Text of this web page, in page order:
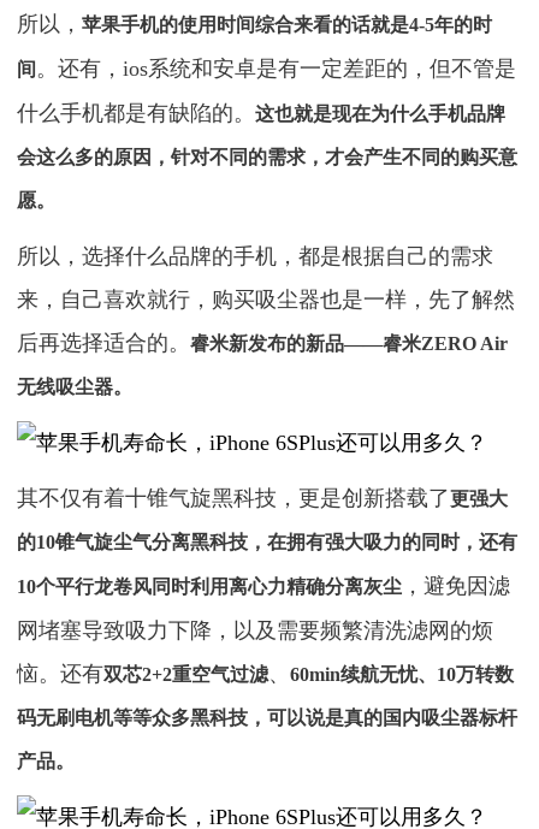
所以，苹果手机的使用时间综合来看的话就是4-5年的时
间。还有，ios系统和安卓是有一定差距的，但不管是
什么手机都是有缺陷的。这也就是现在为什么手机品牌
会这么多的原因，针对不同的需求，才会产生不同的购买意
愿。
所以，选择什么品牌的手机，都是根据自己的需求
来，自己喜欢就行，购买吸尘器也是一样，先了解然
后再选择适合的。睿米新发布的新品——睿米ZERO Air
无线吸尘器。
其不仅有着十锥气旋黑科技，更是创新搭载了更强大
的10锥气旋尘气分离黑科技，在拥有强大吸力的同时，还有
10个平行龙卷风同时利用离心力精确分离灰尘 ，避免因滤
网堵塞导致吸力下降，以及需要频繁清洗滤网的烦
恼。还有双芯2+2重空气过滤、60min续航无忧、10万转数
码无刷电机等等众多黑科技，可以说是真的国内吸尘器标杆
产品。